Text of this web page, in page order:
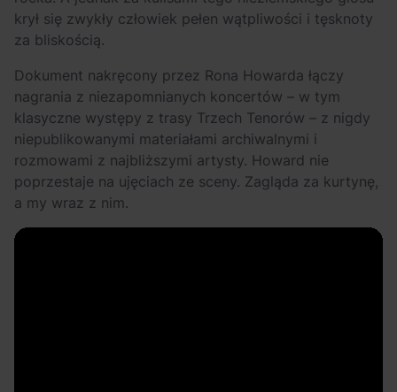
krył się zwykły człowiek pełen wątpliwości i tęsknoty
za bliskością.
Dokument nakręcony przez Rona Howarda łączy
nagrania z niezapomnianych koncertów – w tym
klasyczne występy z trasy Trzech Tenorów – z nigdy
niepublikowanymi materiałami archiwalnymi i
rozmowami z najbliższymi artysty. Howard nie
poprzestaje na ujęciach ze sceny. Zagląda za kurtynę,
a my wraz z nim.